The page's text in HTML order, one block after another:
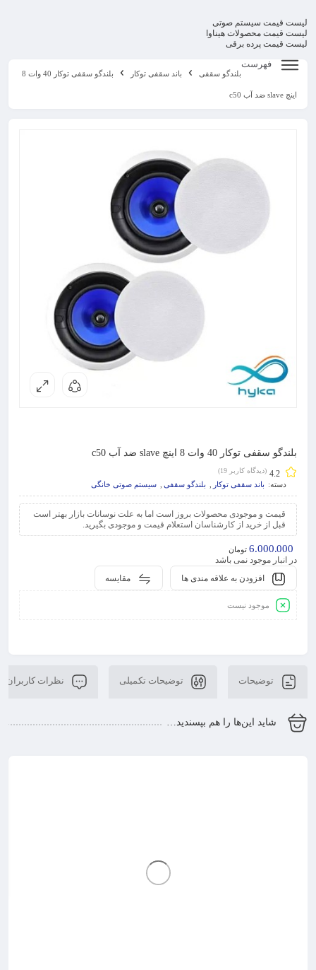
لیست قیمت سیستم صوتی
لیست قیمت محصولات هیناوا
لیست قیمت پرده برقی
فهرست
بلندگو سقفی باند سقفی توکار بلندگو سقفی توکار 40 وات 8
اینچ slave ضد آب c50
بلندگو سقفی توکار 40 وات 8 اینچ slave ضد آب c50
4.2 (دیدگاه کاربر 19
)
دسته: باند سقفی توکار بلندگو سقفی سیستم صوتی خانگی
قیمت و موجودی محصولات بروز است اما به علت نوسانات بازار بهتر است
قبل از خرید از کارشناسان استعلام قیمت و موجودی بگیرید.
6.000.000 تومان
در انبار موجود نمی باشد
مقایسه
افزودن به علاقه مندی ها
موجود نیست
توضیحات توضیحات تکمیلی نظرات کاربران
شاید این‌ها را هم بپسندید…